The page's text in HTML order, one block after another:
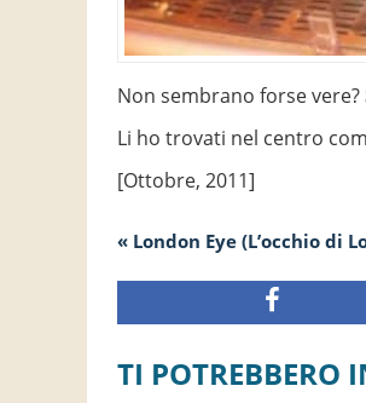
Non sembrano forse vere?
Li ho trovati nel centro
[Ottobre, 2011]
« London Eye (L’occhio di
TI POTREBBERO